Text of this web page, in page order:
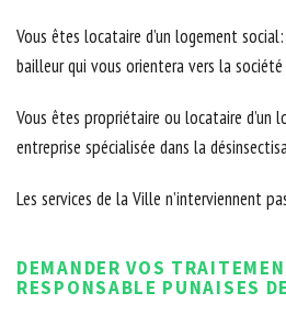
Vous êtes locataire d’un logement
bailleur qui vous orientera vers la
Vous êtes propriétaire ou locataire d’un
entreprise spécialisée dans la
Les services de la Ville n’interviennent
DEMANDER VOS
RESPONSABLE PUNAISES